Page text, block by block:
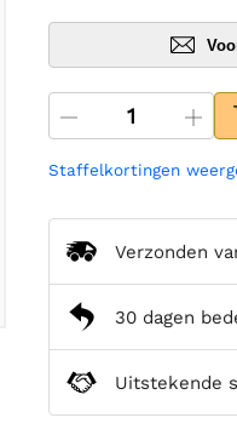
Staffelkortingen
Verzonden
30 dagen
Uitstekende